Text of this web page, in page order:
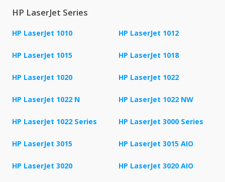
HP LaserJet Series
HP LaserJet 1010 HP LaserJet 1012
HP LaserJet 1015 HP LaserJet 1018
HP LaserJet 1020 HP LaserJet 1022
HP LaserJet 1022 N HP LaserJet 1022 NW
HP LaserJet 1022 Series HP LaserJet 3000 Series
HP LaserJet 3015 HP LaserJet 3015 AIO
HP LaserJet 3020 HP LaserJet 3020 AIO